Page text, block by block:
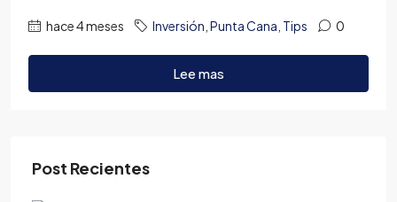
hace 4 meses Inversión Punta Cana Tips 0
Lee mas
Post Recientes